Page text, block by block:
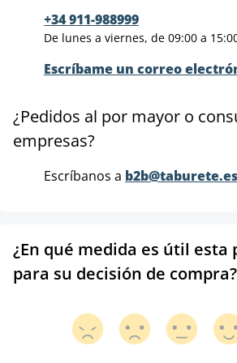
+34 911-988999
De lunes a viernes, de 09:00 a
Escríbame un correo
¿Pedidos al por mayor o
empresas?
Escríbanos a b2b@taburete.es
¿En qué medida es útil esta
para su decisión de compra?